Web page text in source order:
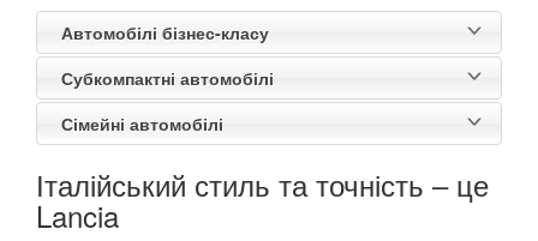
Автомобілі бізнес-класу
Субкомпактні автомобілі
Сімейні автомобілі
Італійський стиль та точність – це
Lancia